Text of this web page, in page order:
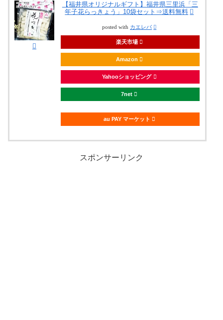
【福井県オリジナルギフト】福井県三里浜「三
年子花らっきょう」10袋セット⇒送料無料
posted with カエレバ
楽天市場
Amazon
Yahooショッピング
7net
au PAY マーケット
スポンサーリンク